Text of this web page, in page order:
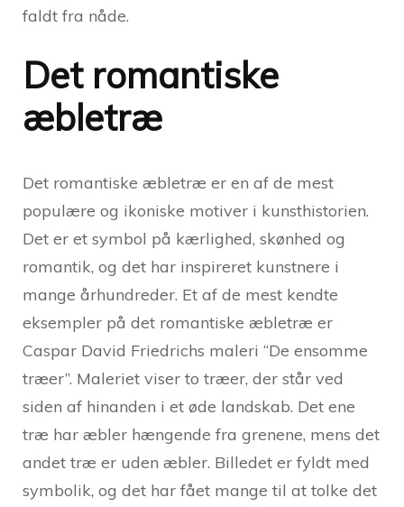
faldt fra nåde.
Det romantiske
æbletræ
Det romantiske æbletræ er en af de mest
populære og ikoniske motiver i kunsthistorien.
Det er et symbol på kærlighed, skønhed og
romantik, og det har inspireret kunstnere i
mange århundreder. Et af de mest kendte
eksempler på det romantiske æbletræ er
Caspar David Friedrichs maleri “De ensomme
træer”. Maleriet viser to træer, der står ved
siden af hinanden i et øde landskab. Det ene
træ har æbler hængende fra grenene, mens det
andet træ er uden æbler. Billedet er fyldt med
symbolik, og det har fået mange til at tolke det